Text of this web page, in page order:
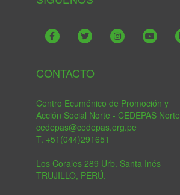
CONTACTO
Centro Ecuménico de Promoción y
Acción Social Norte - CEDEPAS Norte
cedepas@cedepas.org.pe
T. +51(044)291651
Los Corales 289 Urb. Santa Inés
TRUJILLO, PERÚ.